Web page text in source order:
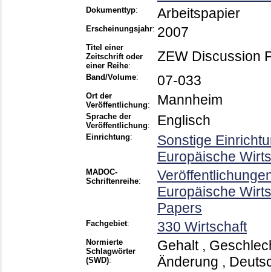
Dokumenttyp: Arbeitspapier
Erscheinungsjahr: 2007
Titel einer
Zeitschrift oder
einer Reihe:
ZEW Discussion
Band/Volume: 07-033
Ort der
Veröffentlichung: Mannheim
Sprache der
Veröffentlichung: Englisch
Einrichtung:
Sonstige
Europäische
MADOC-
Schriftenreihe:
Europäische
Papers
Fachgebiet: 330 Wirtschaft
Normierte
Schlagwörter
(SWD):
Gehalt ,
Änderung ,